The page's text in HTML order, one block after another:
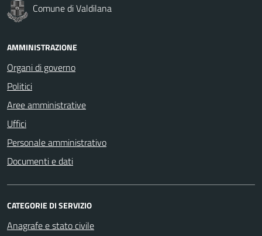
Comune di Valdilana
AMMINISTRAZIONE
Organi di governo
Politici
Aree amministrative
Uffici
Personale amministrativo
Documenti e dati
CATEGORIE DI SERVIZIO
Anagrafe e stato civile